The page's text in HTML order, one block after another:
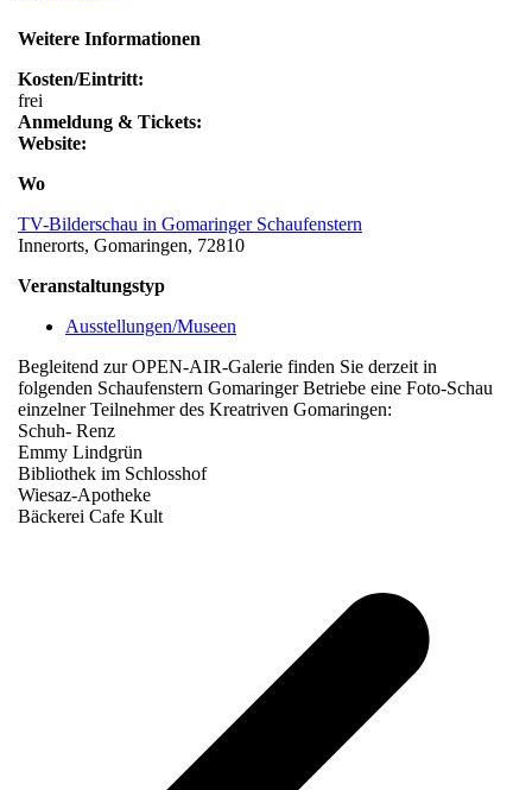
Weitere Informationen
Kosten/Eintritt:
frei
Anmeldung & Tickets:
Website:
Wo
TV-Bilderschau in Gomaringer Schaufenstern
Innerorts, Gomaringen, 72810
Veranstaltungstyp
Ausstellungen/Museen
Begleitend zur OPEN-AIR-Galerie finden Sie derzeit in
folgenden Schaufenstern Gomaringer Betriebe eine Foto-Schau
einzelner Teilnehmer des Kreatriven Gomaringen:
Schuh- Renz
Emmy Lindgrün
Bibliothek im Schlosshof
Wiesaz-Apotheke
Bäckerei Cafe Kult